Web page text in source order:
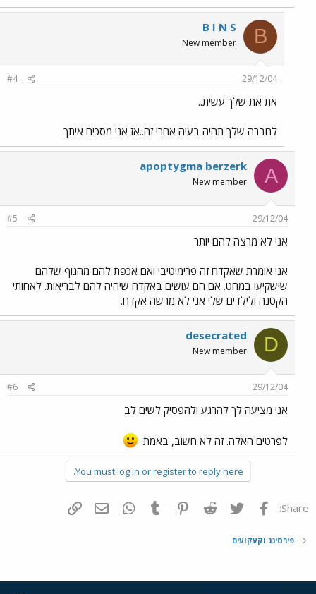
B
B I N S
New member
29/12/04
#4
את את שלך עשית..
לחברה שלך תהיה בעיה אחרי זה..אז אני מסכים איתך
A
apoptygma berzerk
New member
29/12/04
#5
אני לא מרצה להם יותר
אני אומרת שאקדח זה פרימיטיבי ואם אכפת להם מהגוף שלהם
שישקיעו במחט. אם הם עושים באקדח שיהיה להם לבריאות. לאחותי
הקטנה ולילדים שלי אני לא מרשה אקדח.
D
desecrated
New member
29/12/04
#6
אני מציעה לך להרגע ולהפסיק לשים לב
לפרטים האלה. זה לא חשוב, באמת.
You must log in or register to reply here.
Share: פייסבוק Twitter
Reddit
Pinterest
Tumblr
WhatsAppדואר אלקטרוני
פירסינג וקעקועים